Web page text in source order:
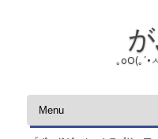
｡оО(｡´•
コンテンツへスキップ